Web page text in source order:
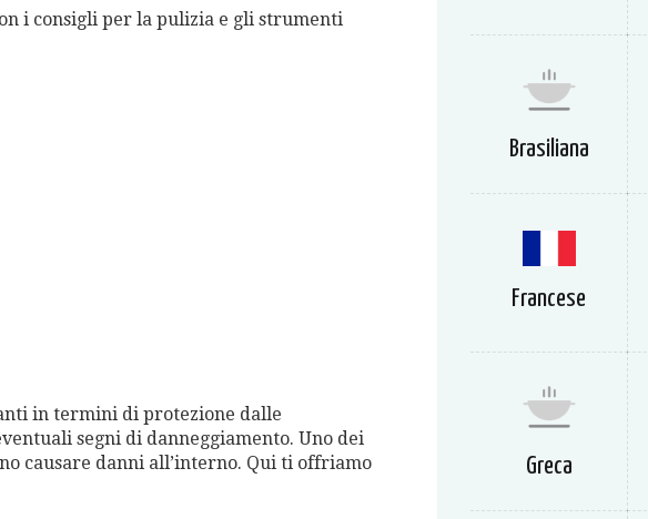
i consigli per la pulizia e gli strumenti
in termini di protezione dalle
segni di danneggiamento. Uno dei
causare danni all’interno. Qui ti offriamo
Brasiliana
Francese
Greca